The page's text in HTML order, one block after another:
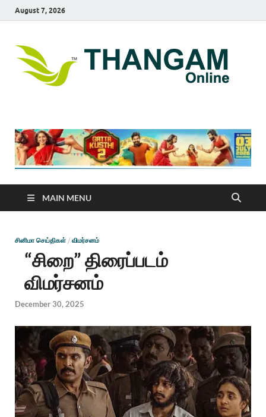
August 7, 2026
MAIN MENU
சினிமா செய்திகள் / விமர்சனம்
“சிறை” திரைப்படம்
விமர்சனம்
December 30, 2025